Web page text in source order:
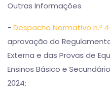
Outras Informações
- Despacho Normativo n.º
aprovação do
Externa e das Provas de
Ensinos Básico e
2024;